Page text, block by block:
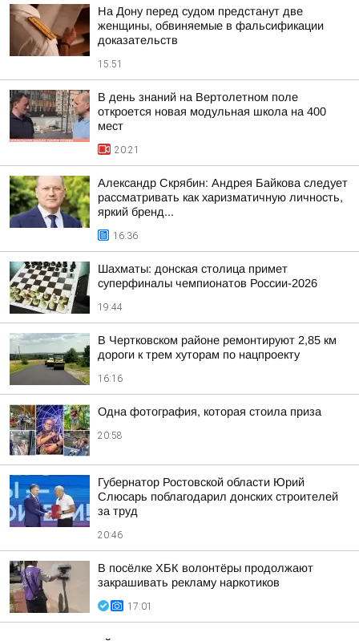
На Дону перед судом предстанут две
женщины, обвиняемые в фальсификации
доказательств
15:51
В день знаний на Вертолетном поле
откроется новая модульная школа на 400
мест
20:21
Александр Скрябин: Андрея Байкова следует
рассматривать как харизматичную личность,
яркий бренд...
16:36
Шахматы: донская столица примет
суперфиналы чемпионатов России-2026
19:44
В Чертковском районе ремонтируют 2,85 км
дороги к трем хуторам по нацпроекту
16:16
Одна фотография, которая стоила приза
20:58
Губернатор Ростовской области Юрий
Слюсарь поблагодарил донских строителей
за труд
20:46
В посёлке ХБК волонтёры продолжают
закрашивать рекламу наркотиков
17:01